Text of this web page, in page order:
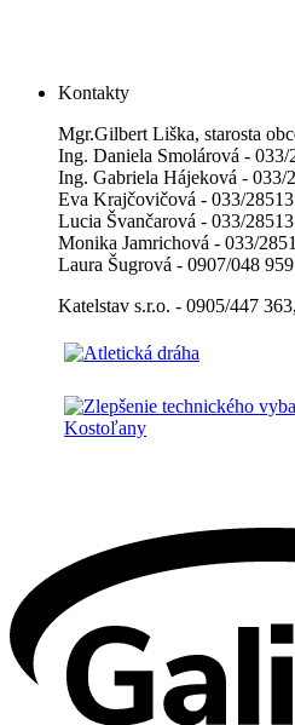
Kontakty
Mgr.Gilbert Liška, starosta
Ing. Daniela Smolárová - 033/
Ing. Gabriela Hájeková - 033/
Eva Krajčovičová - 033/
Lucia Švančarová - 033/
Monika Jamrichová - 033/
Laura Šugrová - 0907/048 959
Katelstav s.r.o. - 0905/447